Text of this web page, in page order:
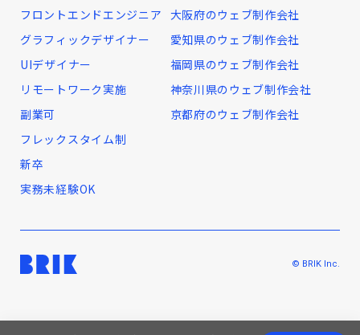
フロントエンドエンジニア
グラフィックデザイナー
UIデザイナー
リモートワーク実施
副業可
フレックスタイム制
新卒
実務未経験OK
大阪府のウェブ制作会社
愛知県のウェブ制作会社
福岡県のウェブ制作会社
神奈川県のウェブ制作会社
京都府のウェブ制作会社
© BRIK Inc.